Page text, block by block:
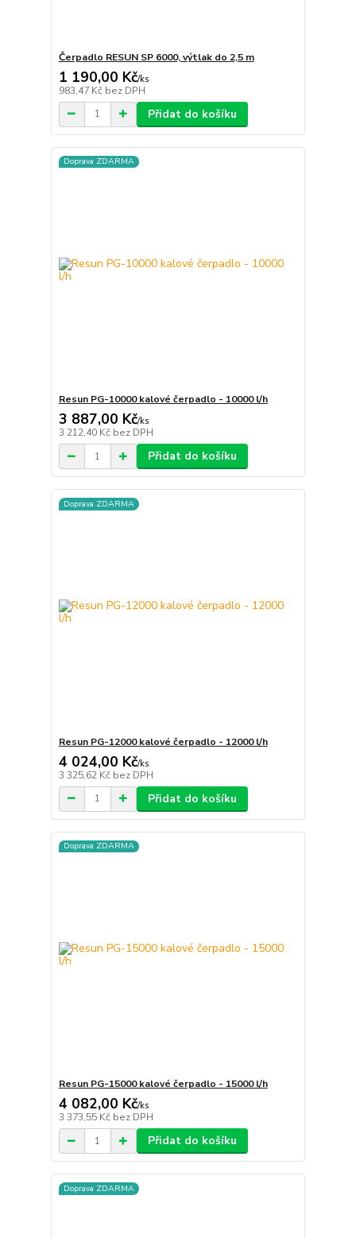
Čerpadlo RESUN SP 6000, výtlak do 2,5 m
1 190,00 Kč/ks
983,47 Kč bez DPH
Přidat do košíku
Doprava ZDARMA
Resun PG-10000 kalové čerpadlo - 10000 l/h
3 887,00 Kč/ks
3 212,40 Kč bez DPH
Přidat do košíku
Doprava ZDARMA
Resun PG-12000 kalové čerpadlo - 12000 l/h
4 024,00 Kč/ks
3 325,62 Kč bez DPH
Přidat do košíku
Doprava ZDARMA
Resun PG-15000 kalové čerpadlo - 15000 l/h
4 082,00 Kč/ks
3 373,55 Kč bez DPH
Přidat do košíku
Doprava ZDARMA